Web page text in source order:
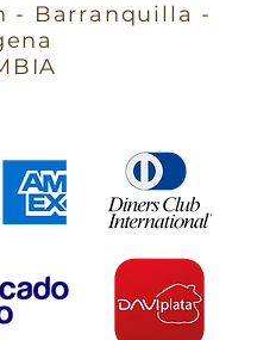
- Barranquilla -